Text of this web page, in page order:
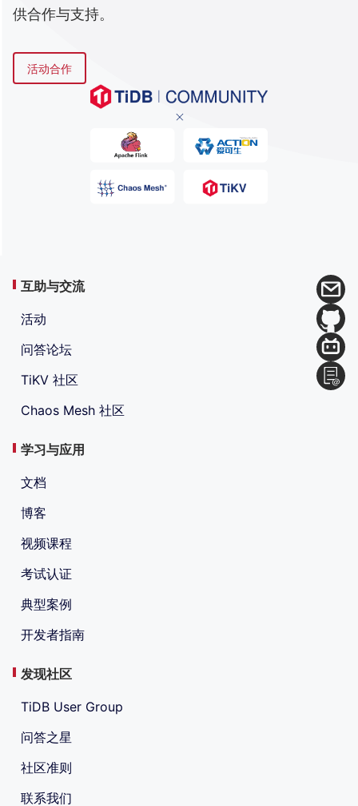
供合作与支持。
活动合作
互助与交流
活动
问答论坛
TiKV 社区
Chaos Mesh 社区
学习与应用
文档
博客
视频课程
考试认证
典型案例
开发者指南
发现社区
TiDB User Group
问答之星
社区准则
联系我们